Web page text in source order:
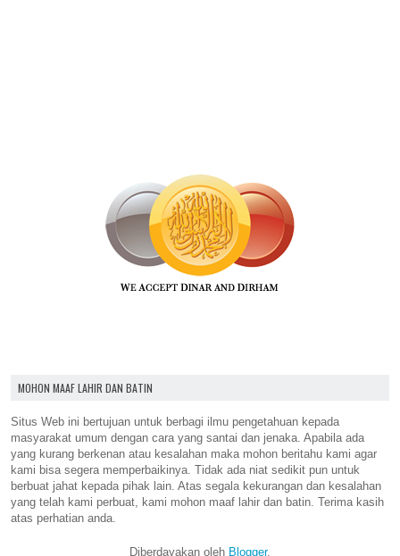
MOHON MAAF LAHIR DAN BATIN
Situs Web ini bertujuan untuk berbagi ilmu pengetahuan kepada
masyarakat umum dengan cara yang santai dan jenaka. Apabila ada
yang kurang berkenan atau kesalahan maka mohon beritahu kami agar
kami bisa segera memperbaikinya. Tidak ada niat sedikit pun untuk
berbuat jahat kepada pihak lain. Atas segala kekurangan dan kesalahan
yang telah kami perbuat, kami mohon maaf lahir dan batin. Terima kasih
atas perhatian anda.
Diberdayakan oleh Blogger.